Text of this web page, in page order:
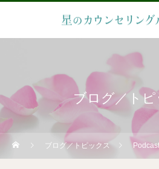
ブログ／ト
ブログ／トピックス